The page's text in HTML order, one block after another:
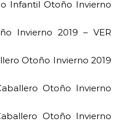
Infantil Otoño Invierno
Invierno 2019 – VER
Otoño Invierno 2019
Otoño Invierno
Otoño Invierno